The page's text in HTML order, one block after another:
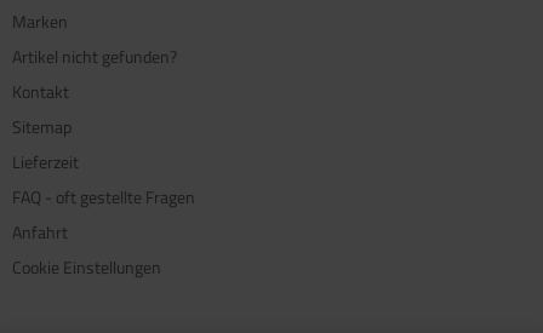
Marken
Artikel nicht gefunden?
Kontakt
Sitemap
Lieferzeit
FAQ - oft gestellte Fragen
Anfahrt
Cookie Einstellungen